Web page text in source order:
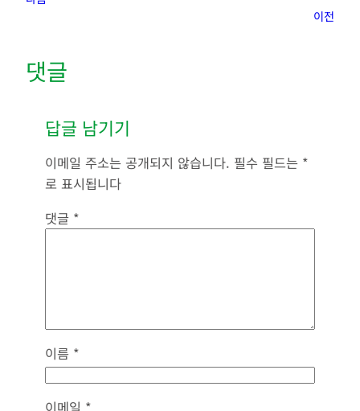
이전
댓글
답글 남기기
이메일 주소는 공개되지 않습니다. 필수 필드는 *
로 표시됩니다
댓글 *
이름 *
이메일 *